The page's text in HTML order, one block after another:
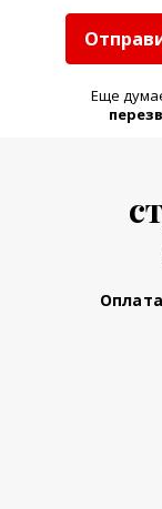
Еще